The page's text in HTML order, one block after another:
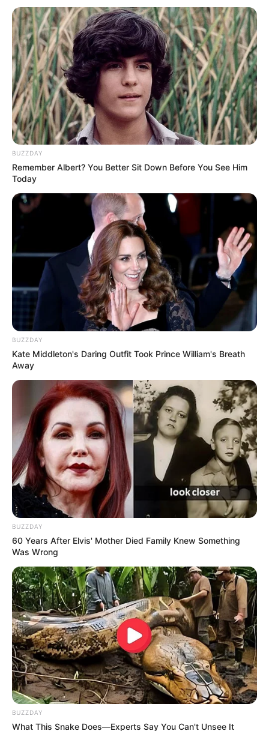
LIHAT ARTIKEL LAINNYA
Jin Khanis Scandal 3
Hidup Ini Terlalu Banyak
Kamu
Main Api
Dewi
BUZZDAY
Remember Albert? You Better Sit Down Before You See Him
Today
BUZZDAY
Kate Middleton's Daring Outfit Took Prince William's Breath
Away
BUZZDAY
60 Years After Elvis' Mother Died Family Knew Something
Was Wrong
BUZZDAY
What This Snake Does—Experts Say You Can't Unsee It